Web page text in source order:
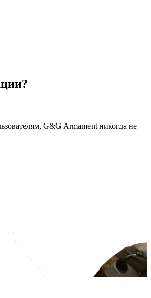
G&G Armament никогда не